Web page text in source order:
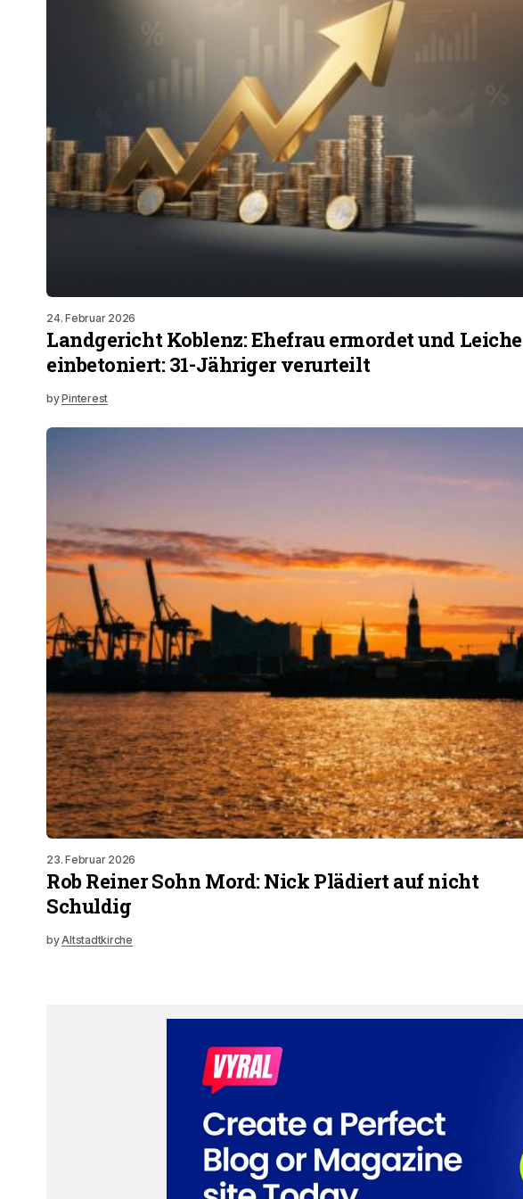
24. Februar 2026
Landgericht Koblenz: Ehefrau ermordet und Leiche
einbetoniert: 31-Jähriger verurteilt
byPinterest
23. Februar 2026
Rob Reiner Sohn Mord: Nick Plädiert auf nicht
Schuldig
byAltstadtkirche